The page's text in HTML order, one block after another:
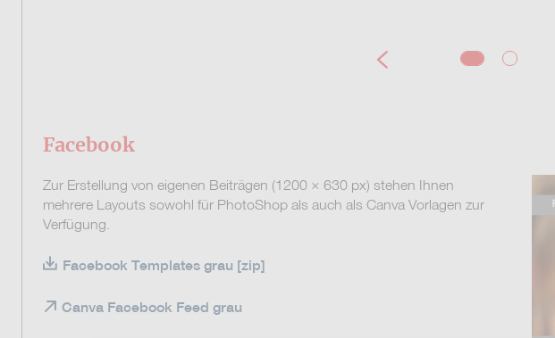
Previous
Facebook
Zur Erstellung von eigenen Beiträgen (1200 × 630 px) stehen Ihnen
mehrere Layouts sowohl für PhotoShop als auch als Canva Vorlagen zur
Verfügung.
Facebook Templates grau [zip]
Canva Facebook Feed grau